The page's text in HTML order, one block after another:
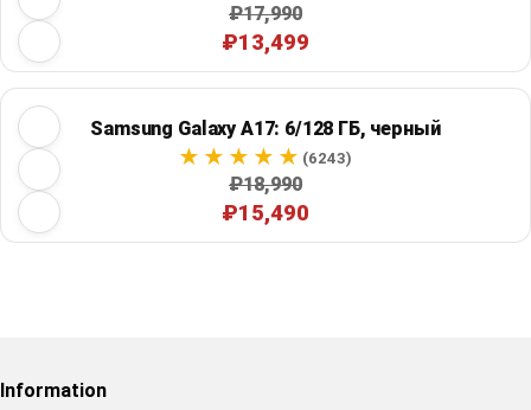
₽17,990
₽13,499
Samsung Galaxy A17: 6/128 ГБ, черный
(6243)
₽18,990
₽15,490
Information